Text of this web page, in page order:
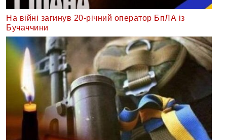
На війні загинув 20-річний оператор БпЛА із
Бучаччини